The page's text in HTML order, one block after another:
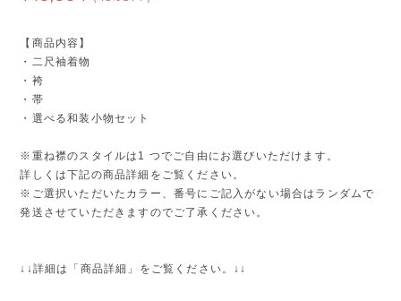
【商品内容】
・二尺袖着物
・袴
・帯
・選べる和装小物セット
※重ね襟のスタイルは1 つでご自由にお選びいただけます。
詳しくは下記の商品詳細をご覧ください。
※ご選択いただいたカラー、番号にご記入がない場合はランダムで
発送させていただきますのでご了承ください。
↓↓詳細は「商品詳細」をご覧ください。↓↓